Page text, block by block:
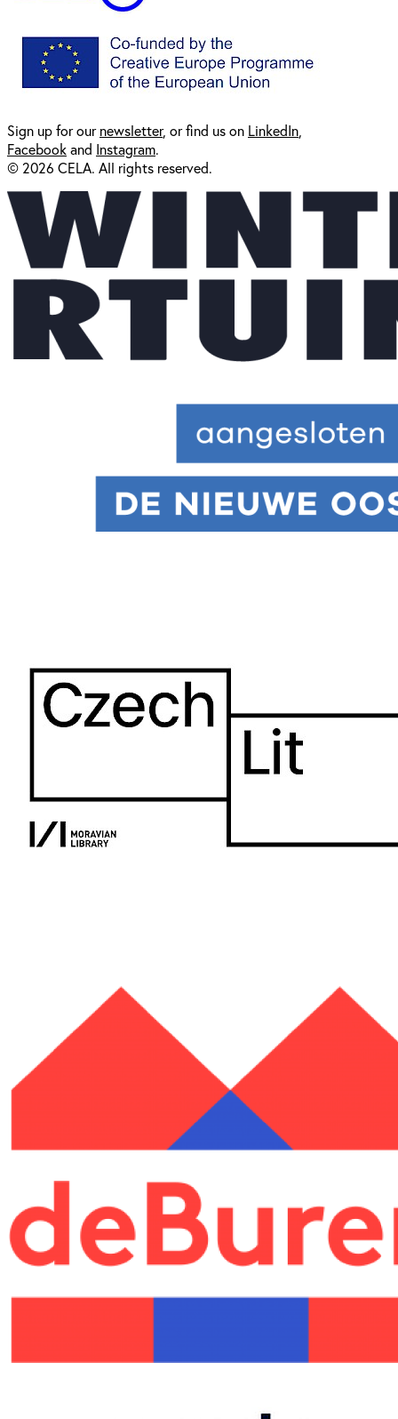
Sign up for ournewsletter, or find us on LinkedIn
Facebookand Instagram.
© 2026 CELA. All rights reserved.